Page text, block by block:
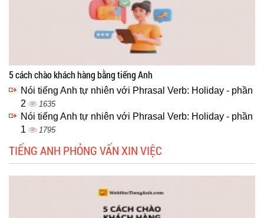
5 cách chào khách hàng bằng tiếng Anh
Nói tiếng Anh tự nhiên với Phrasal Verb: Holiday - phần
2
1635
Nói tiếng Anh tự nhiên với Phrasal Verb: Holiday - phần
1
1795
TIẾNG ANH PHỎNG VẤN XIN VIỆC